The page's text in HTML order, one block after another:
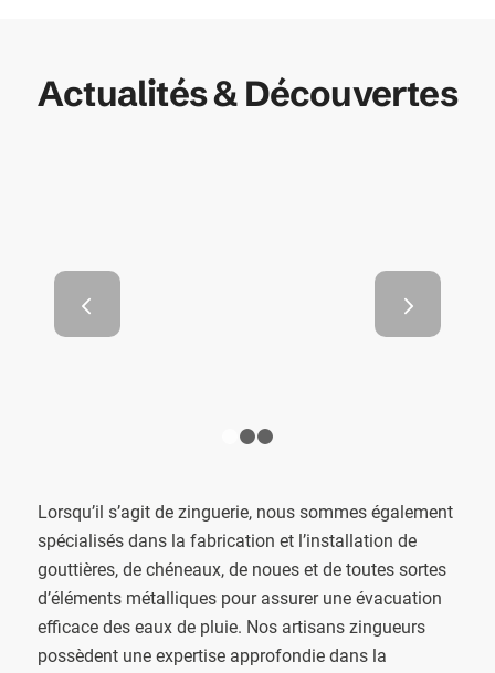
Actualités & Découvertes
Les différents types de
Lorsqu’il s’agit de zinguerie, nous sommes également
spécialisés dans la fabrication et l’installation de
gouttières, de chéneaux, de noues et de toutes sortes
d’éléments métalliques pour assurer une évacuation
efficace des eaux de pluie. Nos artisans zingueurs
possèdent une expertise approfondie dans la